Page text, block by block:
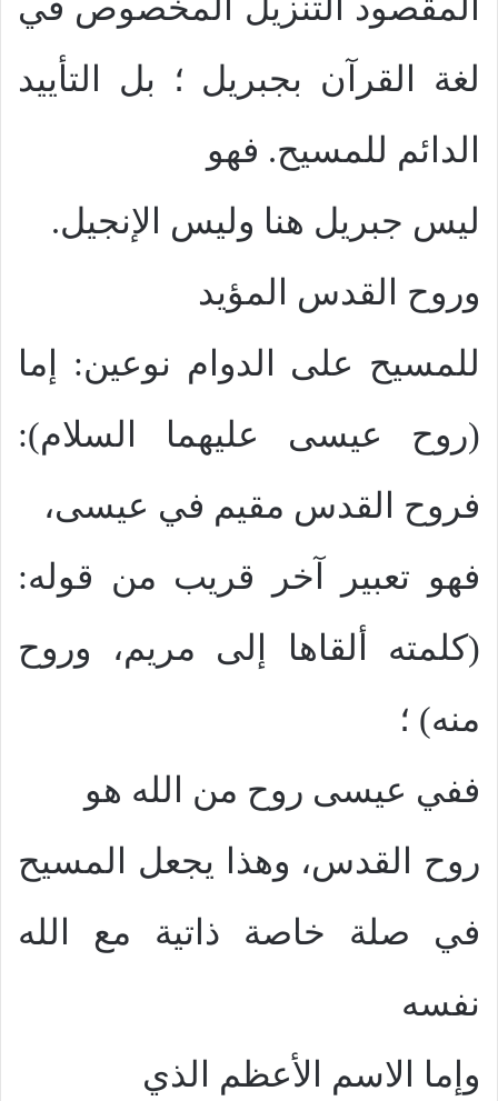
لغة القرآن بجبريل ؛ بل التأييد
الدائم للمسيح. فهو
ليس جبريل هنا وليس الإنجيل.
وروح القدس المؤيد
للمسيح على الدوام نوعين: إما
(روح عيسى عليهما السلام):
فروح القدس مقيم في عيسى،
فهو تعبير آخر قريب من قوله:
(كلمته ألقاها إلى مريم، وروح
منه) ؛
ففي عيسى روح من الله هو
روح القدس، وهذا يجعل المسيح
في صلة خاصة ذاتية مع الله
نفسه
وإما الاسم الأعظم الذي